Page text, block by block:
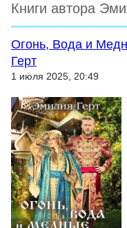
Книги автора
Огонь, Вода и
Герт
1 июля 2025, 20:49